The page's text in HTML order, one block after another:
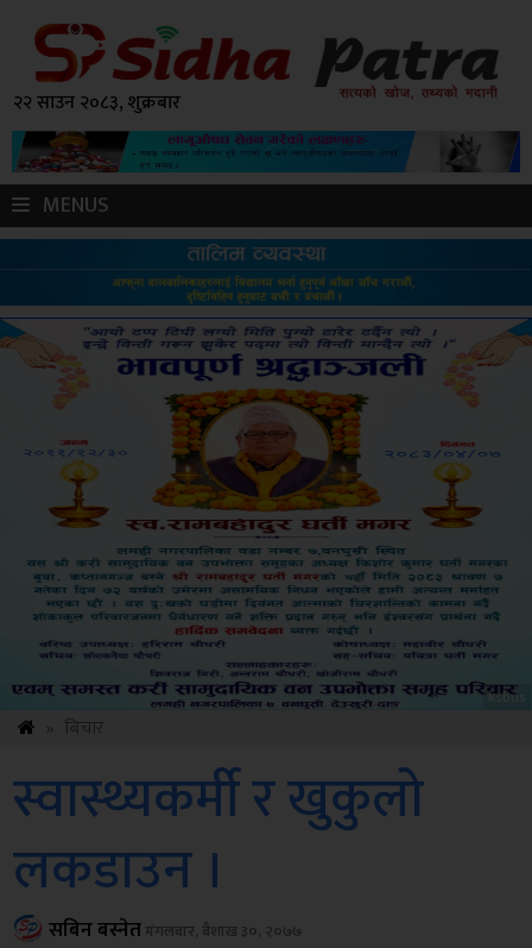
२२ साउन २०८३, शुक्रबार
MENUS
ksbus
स्वास्थ्यकर्मी र खुकुलो
लकडाउन ।
सबिन बस्नेतमंगलबार, बैशाख ३०, २०७७